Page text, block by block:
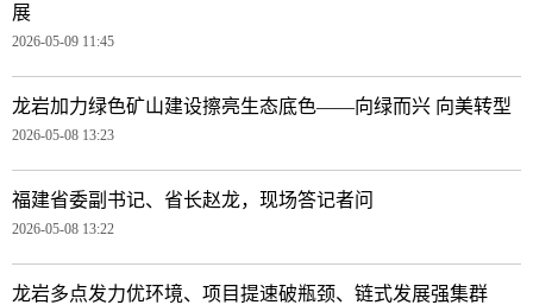
展
2026-05-09 11:45
龙岩加力绿色矿山建设擦亮生态底色——向绿而兴 向美转型
2026-05-08 13:23
福建省委副书记、省长赵龙，现场答记者问
2026-05-08 13:22
龙岩多点发力优环境、项目提速破瓶颈、链式发展强集群